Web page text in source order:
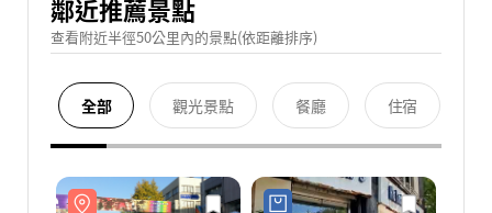
鄰近推薦景點
查看附近半徑50公里內的景點(依距離排序)
全部 觀光景點 餐廳 住宿